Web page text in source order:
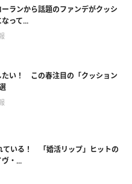
ランから話題のファンデがクッシ
って...
たい！ この春注目の「クッション
ている！ 「婚活リップ」ヒットの
・...